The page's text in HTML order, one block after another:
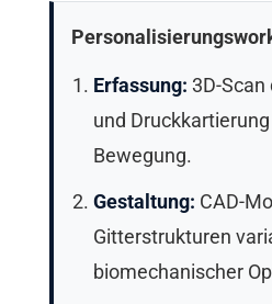
Erfassung: 3D-
und
Bewegung.
Gestaltung: CAD-
Gitterstrukturen
biomechanischer